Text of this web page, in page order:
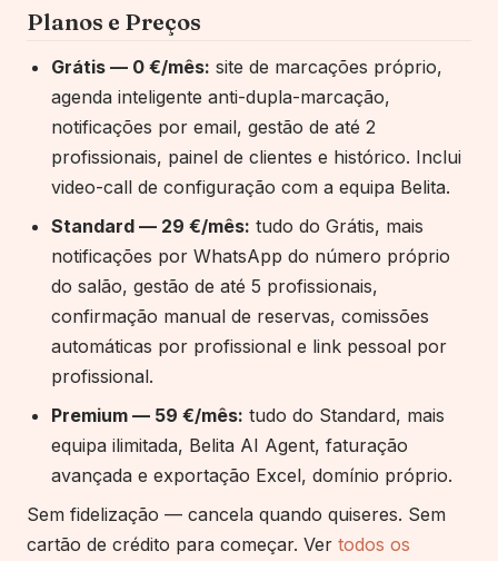
Planos e Preços
Grátis — 0 €/mês: site de marcações próprio,
agenda inteligente anti-dupla-marcação,
notificações por email, gestão de até 2
profissionais, painel de clientes e histórico. Inclui
video-call de configuração com a equipa Belita.
Standard — 29 €/mês: tudo do Grátis, mais
notificações por WhatsApp do número próprio
do salão, gestão de até 5 profissionais,
confirmação manual de reservas, comissões
automáticas por profissional e link pessoal por
profissional.
Premium — 59 €/mês: tudo do Standard, mais
equipa ilimitada, Belita AI Agent, faturação
avançada e exportação Excel, domínio próprio.
Sem fidelização — cancela quando quiseres. Sem
cartão de crédito para começar. Ver todos os